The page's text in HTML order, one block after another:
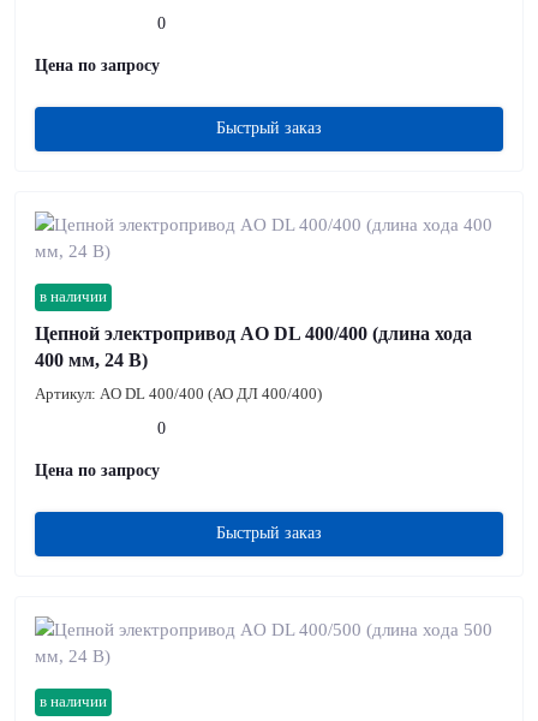
0
Цена по запросу
Быстрый заказ
в наличии
Цепной электропривод AO DL 400/400 (длина хода
400 мм, 24 В)
Артикул: AO DL 400/400 (АО ДЛ 400/400)
0
Цена по запросу
Быстрый заказ
в наличии